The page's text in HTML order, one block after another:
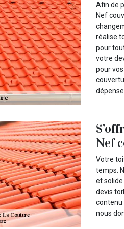
Afin de
Nef
réalise
pour
votre
pour
Nef
Votre
temps.
et
devis
contenu
nous